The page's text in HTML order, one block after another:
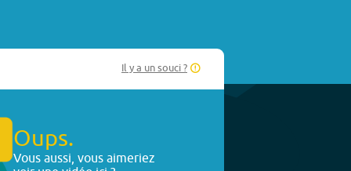
Il y a un souci ?
Oups.
Vous aussi, vous aimeriez